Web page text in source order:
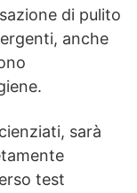
di pulito
anche
sarà
test